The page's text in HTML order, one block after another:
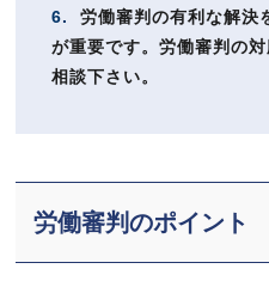
6.
労働審判の有利な解決
が重要です。労働審判の
相談下さい。
労働審判のポイント